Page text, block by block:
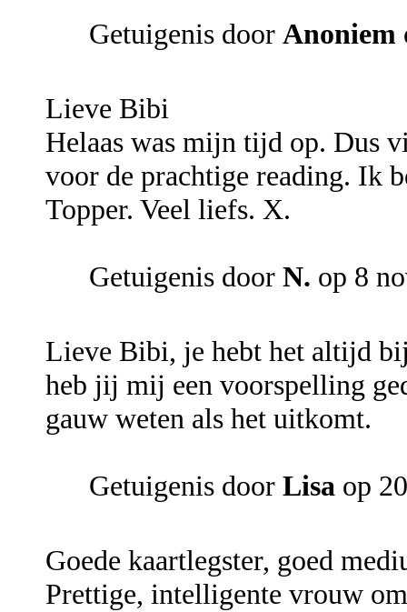
Getuigenis door Anoniem
Lieve Bibi
Helaas was mijn tijd op. Dus
voor de prachtige reading. Ik
Topper. Veel liefs. X.
Getuigenis door N. op 8
Lieve Bibi, je hebt het altijd
heb jij mij een voorspelling
gauw weten als het uitkomt.
Getuigenis door Lisa op
Goede kaartlegster, goed
Prettige, intelligente vrouw